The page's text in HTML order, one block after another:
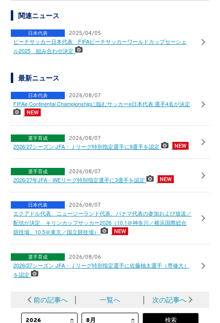
関連ニュース
日本代表 2025/04/05
ビーチサッカー日本代表 FIFAビーチサッカーワールドカップセーシェ
ル2025 組み合わせ決定
最新ニュース
日本代表 2026/08/07
FIFAe Continental Championshipに臨むサッカーe日本代表 選手4名が決定
選手育成 2026/08/07
2026/27シーズン JFA・Ｊリーグ特別指定選手に9選手を認定
選手育成 2026/08/07
2026/27年JFA・WEリーグ特別指定選手に3選手を認定
日本代表 2026/08/07
エクアドル代表、ニュージーランド代表、パナマ代表の参加および放送／
配信が決定 キリンカップサッカー2026（10.1＠神奈川／横浜国際総合
競技場、10.5＠東京／国立競技場）
選手育成 2026/08/06
2026/27シーズン JFA・Ｊリーグ特別指定選手に佐藤柚太選手（専修大）
を認定
前の記事へ │ 一覧へ │ 次の記事へ